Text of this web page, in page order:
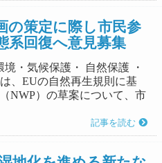
の策定に際し市民参
系回復へ意見募集
境・気候保護・ 自然保護 ・
、EUの自然再生規則に基
NWP）の草案について、市
記事を読む